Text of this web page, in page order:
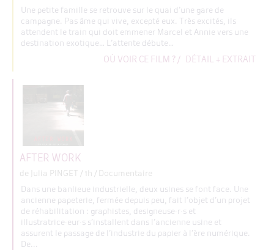
Une petite famille se retrouve sur le quai d’une gare de
campagne. Pas âme qui vive, excepté eux. Très excités, ils
attendent le train qui doit emmener Marcel et Annie vers une
destination exotique… L’attente débute…
OÙ VOIR CE FILM ? / DÉTAIL + EXTRAIT
AFTER WORK
de Julia PINGET / 1h / Documentaire
Dans une banlieue industrielle, deux usines se font face. Une
ancienne papeterie, fermée depuis peu, fait l’objet d’un projet
de réhabilitation : graphistes, designeuse·r·s et
illustratrice·eur·s s’installent dans l’ancienne usine et
assurent le passage de l’industrie du papier à l’ère numérique.
De...